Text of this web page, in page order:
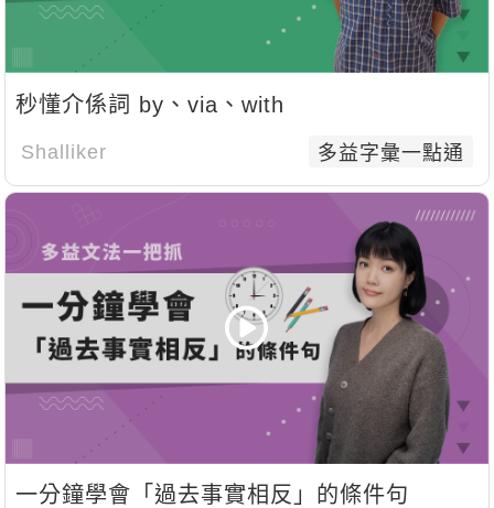
秒懂介係詞 by、via、with
Shalliker 多益字彙一點通
一分鐘學會「過去事實相反」的條件句